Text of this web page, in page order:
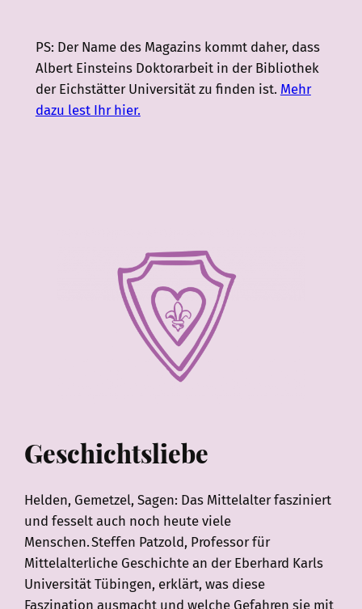
PS: Der Name des Magazins kommt daher, dass
Albert Einsteins Doktorarbeit in der Bibliothek
der Eichstätter Universität zu finden ist. Mehr
dazu lest Ihr hier.
Geschichtsliebe
Helden, Gemetzel, Sagen: Das Mittelalter fasziniert
und fesselt auch noch heute viele
Menschen. Steffen Patzold, Professor für
Mittelalterliche Geschichte an der Eberhard Karls
Universität Tübingen, erklärt, was diese
Faszination ausmacht und welche Gefahren sie mit